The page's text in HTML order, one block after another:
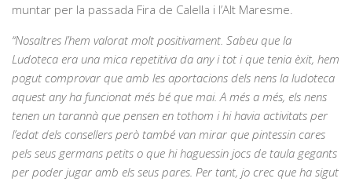
muntar per la passada Fira de Calella i l’Alt Maresme.
“Nosaltres l’hem valorat molt positivament. Sabeu que la
Ludoteca era una mica repetitiva da any i tot i que tenia èxit, hem
pogut comprovar que amb les aportacions dels nens la ludoteca
aquest any ha funcionat més bé que mai. A més a més, els nens
tenen un tarannà que pensen en tothom i hi havia activitats per
l’edat dels consellers però també van mirar que pintessin cares
pels seus germans petits o que hi haguessin jocs de taula gegants
per poder jugar amb els seus pares. Per tant, jo crec que ha sigut